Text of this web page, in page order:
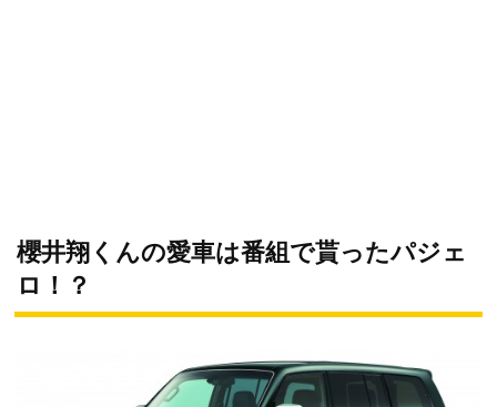
櫻井翔くんの愛車は番組で貰ったパジェ
ロ！？